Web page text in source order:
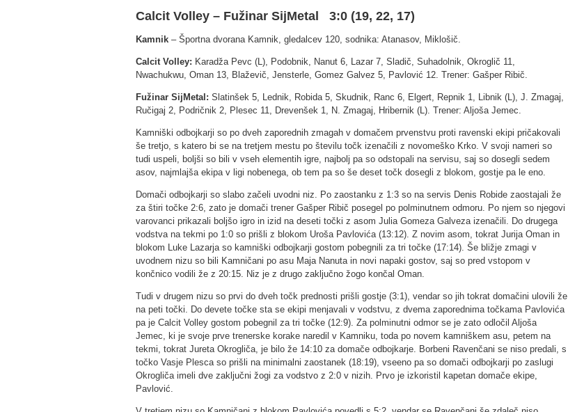
Calcit Volley – Fužinar SijMetal 3:0 (19, 22, 17)
Kamnik– Športna dvorana Kamnik, gledalcev 120, sodnika: Atanasov, Miklošič.
Calcit Volley: Karadža Pevc (L), Podobnik, Nanut 6, Lazar 7, Sladič, Suhadolnik, Okroglič 11,
Nwachukwu, Oman 13, Blaževič, Jensterle, Gomez Galvez 5, Pavlović 12. Trener: Gašper Ribič.
Fužinar SijMetal: Slatinšek 5, Lednik, Robida 5, Skudnik, Ranc 6, Elgert, Repnik 1, Libnik (L), J. Zmagaj,
Ručigaj 2, Podričnik 2, Plesec 11, Drevenšek 1, N. Zmagaj, Hribernik (L). Trener: Aljoša Jemec.
Kamniški odbojkarji so po dveh zaporednih zmagah v domačem prvenstvu proti ravenski ekipi pričakovali
še tretjo, s katero bi se na tretjem mestu po številu točk izenačili z novomeško Krko. V svoji nameri so
tudi uspeli, boljši so bili v vseh elementih igre, najbolj pa so odstopali na servisu, saj so dosegli sedem
asov, najmlajša ekipa v ligi nobenega, ob tem pa so še deset točk dosegli z blokom, gostje pa le eno.
Domači odbojkarji so slabo začeli uvodni niz. Po zaostanku z 1:3 so na servis Denis Robide zaostajali že
za štiri točke 2:6, zato je domači trener Gašper Ribič posegel po polminutnem odmoru. Po njem so njegovi
varovanci prikazali boljšo igro in izid na deseti točki z asom Julia Gomeza Galveza izenačili. Do drugega
vodstva na tekmi po 1:0 so prišli z blokom Uroša Pavlovića (13:12). Z novim asom, tokrat Jurija Oman in
blokom Luke Lazarja so kamniški odbojkarji gostom pobegnili za tri točke (17:14). Še bližje zmagi v
uvodnem nizu so bili Kamničani po asu Maja Nanuta in novi napaki gostov, saj so pred vstopom v
končnico vodili že z 20:15. Niz je z drugo zaključno žogo končal Oman.
Tudi v drugem nizu so prvi do dveh točk prednosti prišli gostje (3:1), vendar so jih tokrat domačini ulovili že
na peti točki. Do devete točke sta se ekipi menjavali v vodstvu, z dvema zaporednima točkama Pavlovića
pa je Calcit Volley gostom pobegnil za tri točke (12:9). Za polminutni odmor se je zato odločil Aljoša
Jemec, ki je svoje prve trenerske korake naredil v Kamniku, toda po novem kamniškem asu, petem na
tekmi, tokrat Jureta Okrogliča, je bilo že 14:10 za domače odbojkarje. Borbeni Ravenčani se niso predali, s
točko Vasje Plesca so prišli na minimalni zaostanek (18:19), vseeno pa so domači odbojkarji po zaslugi
Okrogliča imeli dve zaključni žogi za vodstvo z 2:0 v nizih. Prvo je izkoristil kapetan domače ekipe,
Pavlović.